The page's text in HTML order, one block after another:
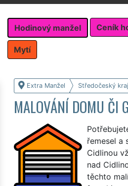
Hodinový manžel Ceník
Mytí
Extra Manžel Středočeský kraj
MALOVÁNÍ DOMU ČI
řemesel a
Cidlinou
nad
těchto